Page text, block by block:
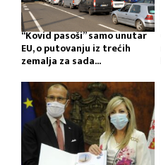
“Kovid pasoši” samo unutar
EU, o putovanju iz trećih
zemalja za sada...